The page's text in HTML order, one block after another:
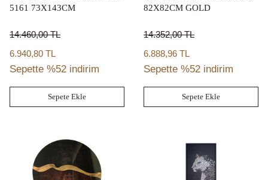
5161 73X143CM
14.460,00TL
6.940,80 TL
Sepette %52 indirim
Sepete Ekle
82X82CM GOLD
14.352,00TL
6.888,96 TL
Sepette %52 indirim
Sepete Ekle